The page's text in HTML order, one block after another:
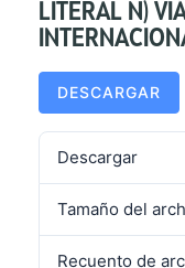
LITERAL N)
DESCARGAR
Descargar
Tamaño del
Recuento de